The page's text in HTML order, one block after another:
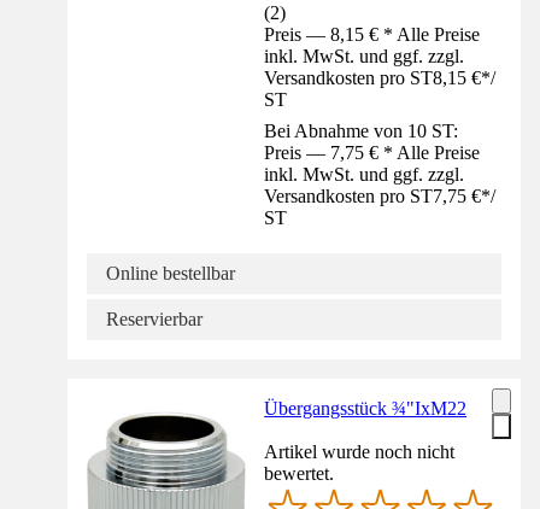
(2)
Preis — 8,15 € * Alle Preise
inkl. MwSt. und ggf. zzgl.
Versandkosten pro ST8,15 €*/
ST
Bei Abnahme von 10 ST:
Preis — 7,75 € * Alle Preise
inkl. MwSt. und ggf. zzgl.
Versandkosten pro ST7,75 €*/
ST
Online bestellbar
Reservierbar
Übergangsstück ¾"IxM22
Artikel wurde noch nicht
bewertet.